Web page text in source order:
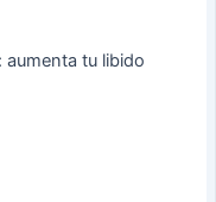
aumenta tu libido